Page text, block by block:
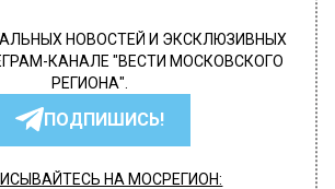
НОВОСТЕЙ И ЭКСКЛЮЗИВНЫХ
КАНАЛЕ "ВЕСТИ МОСКОВСКОГО
РЕГИОНА".
ПОДПИШИСЬ!
НА МОСРЕГИОН: